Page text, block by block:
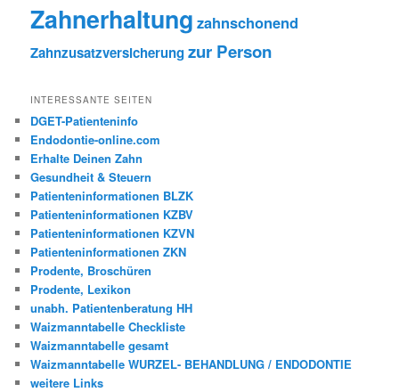
Zahnerhaltung zahnschonend
Zahnzusatzversicherungzur Person
INTERESSANTE SEITEN
DGET-Patienteninfo
Endodontie-online.com
Erhalte Deinen Zahn
Gesundheit & Steuern
Patienteninformationen BLZK
Patienteninformationen KZBV
Patienteninformationen KZVN
Patienteninformationen ZKN
Prodente, Broschüren
Prodente, Lexikon
unabh. Patientenberatung HH
Waizmanntabelle Checkliste
Waizmanntabelle gesamt
Waizmanntabelle WURZEL- BEHANDLUNG / ENDODONTIE
weitere Links